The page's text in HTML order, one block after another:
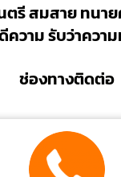
รี สมสาย ทนาย
วาม รับว่าควา
ช่องทางติดต่อ